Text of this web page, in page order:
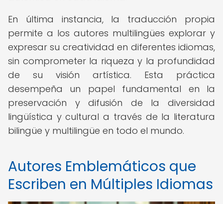
En última instancia, la traducción propia
permite a los autores multilingües explorar y
expresar su creatividad en diferentes idiomas,
sin comprometer la riqueza y la profundidad
de su visión artística. Esta práctica
desempeña un papel fundamental en la
preservación y difusión de la diversidad
lingüística y cultural a través de la literatura
bilingüe y multilingüe en todo el mundo.
Autores Emblemáticos que
Escriben en Múltiples Idiomas